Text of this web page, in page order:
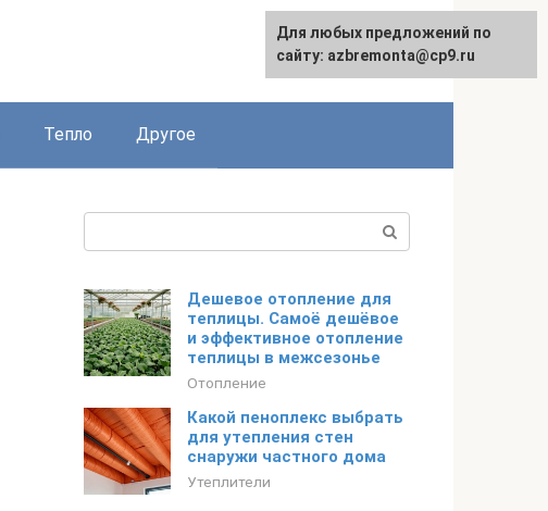
English
Тепло Другое
Дешевое отопление для
теплицы. Самоё дешёвое
и эффективное отопление
теплицы в межсезонье
Отопление
Какой пеноплекс выбрать
для утепления стен
снаружи частного дома
Утеплители
Для любых предложений по
сайту: azbremonta@cp9.ru